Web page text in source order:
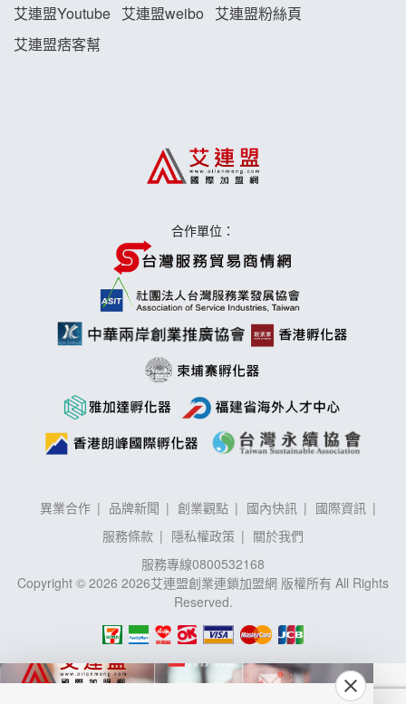
珍好味臭臭鍋加盟說明會
藍象廷泰式火鍋加盟說明會
手作功夫茶加盟說明會
艾連盟Youtube 艾連盟weibo
艾連盟粉絲頁
艾連盟痞客幫
合作單位：
異業合作 品牌新聞 創業觀點 國內快訊
國際資訊
服務條款
隱私權政策
關於我們
服務專線0800532168
Copyright © 2026 2026艾連盟創業連鎖加盟網 版權所有 All Rights
Reserved.